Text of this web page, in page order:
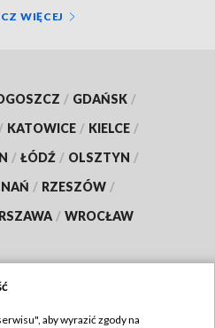
WIĘCEJ
/ GDAŃSK /
/ KATOWICE / KIELCE /
/ ŁÓDŹ / OLSZTYN /
/ RZESZÓW /
/ WROCŁAW
aby wyrazić zgody na